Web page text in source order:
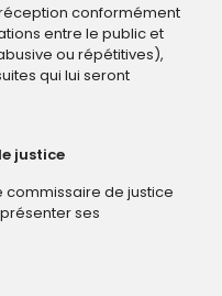
conformément
entre le public et
ou répétitives),
qui lui seront
justice
commissaire de justice
ses